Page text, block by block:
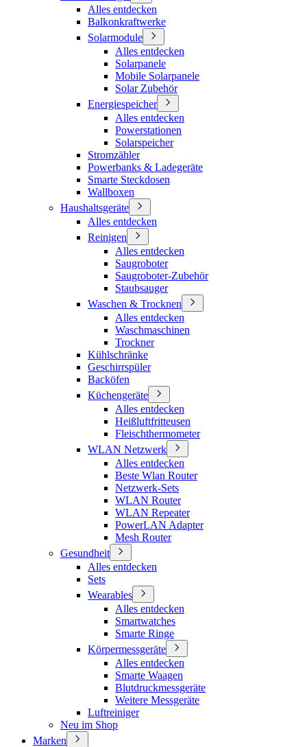
Alles entdecken
Balkonkraftwerke
Solarmodule
Alles entdecken
Solarpanele
Mobile Solarpanele
Solar Zubehör
Energiespeicher
Alles entdecken
Powerstationen
Solarspeicher
Stromzähler
Powerbanks & Ladegeräte
Smarte Steckdosen
Wallboxen
Haushaltsgeräte
Alles entdecken
Reinigen
Alles entdecken
Saugroboter
Saugroboter-Zubehör
Staubsauger
Waschen & Trocknen
Alles entdecken
Waschmaschinen
Trockner
Kühlschränke
Geschirrspüler
Backöfen
Küchengeräte
Alles entdecken
Heißluftfritteusen
Fleischthermometer
WLAN Netzwerk
Alles entdecken
Beste Wlan Router
Netzwerk-Sets
WLAN Router
WLAN Repeater
PowerLAN Adapter
Mesh Router
Gesundheit
Alles entdecken
Sets
Wearables
Alles entdecken
Smartwatches
Smarte Ringe
Körpermessgeräte
Alles entdecken
Smarte Waagen
Blutdruckmessgeräte
Weitere Messgeräte
Luftreiniger
Neu im Shop
Marken